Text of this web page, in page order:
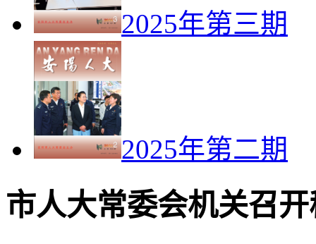
2025年第三期
2025年第二期
市人大常委会机关召